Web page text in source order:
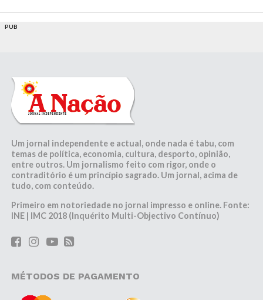
PUB
Um jornal independente e actual, onde nada é tabu, com
temas de política, economia, cultura, desporto, opinião,
entre outros. Um jornalismo feito com rigor, onde o
contraditório é um princípio sagrado. Um jornal, acima de
tudo, com conteúdo.
Primeiro em notoriedade no jornal impresso e online. Fonte:
INE | IMC 2018 (Inquérito Multi-Objectivo Contínuo)
MÉTODOS DE PAGAMENTO